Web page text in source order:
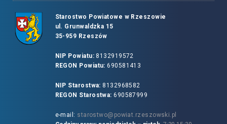
Starostwo Powiatowe w Rzeszowie
ul. Grunwaldzka 15
35-959 Rzeszów
NIP Powiatu:8132919572
REGON Powiatu: 690581413
NIP Starostwa: 8132968582
REGON Starostwa: 690587999
e-mail: starostwo@powiat.rzeszowski.pl